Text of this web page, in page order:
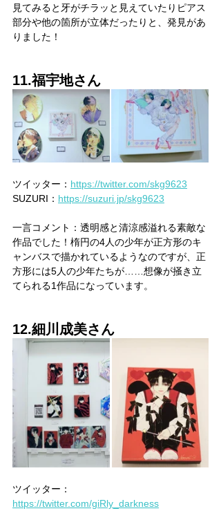
見てみると牙がチラッと見えていたりピアス
部分や他の箇所が立体だったりと、発見があ
りました！
11.福宇地さん
ツイッター： https://twitter.com/skg9623
SUZURI： https://suzuri.jp/skg9623
一言コメント：透明感と清涼感溢れる素敵な
作品でした！楕円の4人の少年が正方形のキ
ャンバスで描かれているようなのですが、正
方形には5人の少年たちが……想像が掻き立
てられる1作品になっています。
12.細川成美さん
ツイッター：
https://twitter.com/giRly_darkness